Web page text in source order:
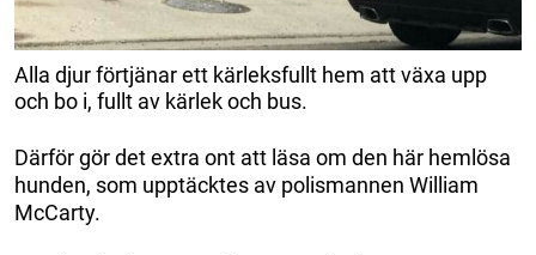
Alla djur förtjänar ett kärleksfullt hem att växa upp
och bo i, fullt av kärlek och bus.
Därför gör det extra ont att läsa om den här hemlösa
hunden, som upptäcktes av polismannen William
McCarty.